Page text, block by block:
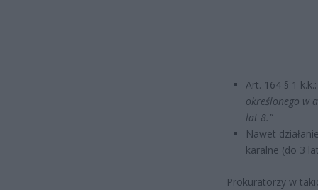
Art. 164 § 1
określonego w
lat 8.”
Nawet
karalne (do 3
Prokuratorzy w